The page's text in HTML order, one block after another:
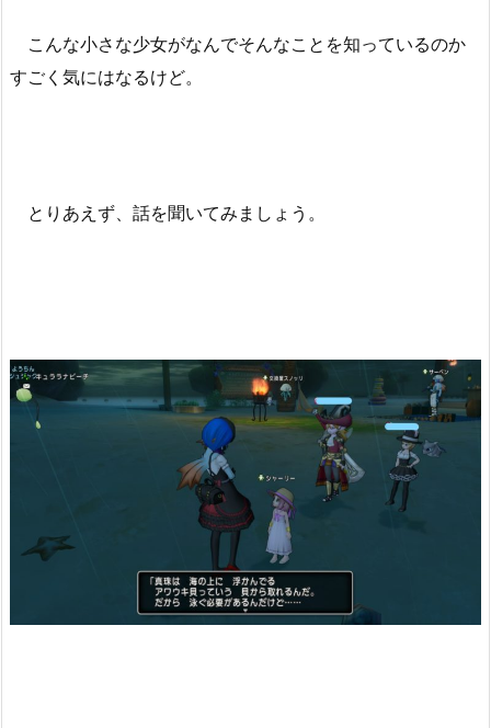
こんな小さな少女がなんでそんなことを知っているのか
すごく気にはなるけど。
とりあえず、話を聞いてみましょう。